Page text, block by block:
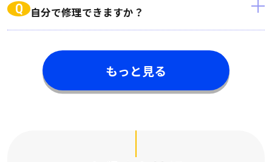
Q 自分で修理できますか？
もっと見る